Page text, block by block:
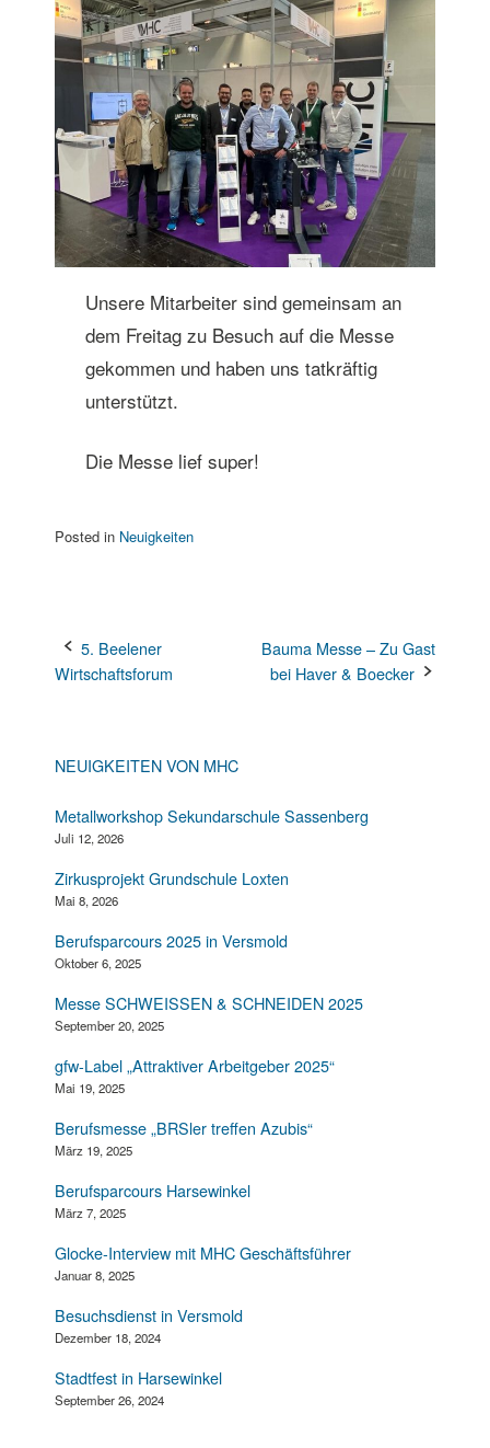
Unsere Mitarbeiter sind gemeinsam an
dem Freitag zu Besuch auf die Messe
gekommen und haben uns tatkräftig
unterstützt.
Die Messe lief super!
Posted in Neuigkeiten
Post
5. Beelener
Wirtschaftsforum
Bauma Messe – Zu Gast
bei Haver & Boecker
NEUIGKEITEN VON MHC
Metallworkshop Sekundarschule Sassenberg
Juli 12, 2026
Zirkusprojekt Grundschule Loxten
Mai 8, 2026
Berufsparcours 2025 in Versmold
Oktober 6, 2025
Messe SCHWEISSEN & SCHNEIDEN 2025
September 20, 2025
gfw-Label „Attraktiver Arbeitgeber 2025“
Mai 19, 2025
Berufsmesse „BRSler treffen Azubis“
März 19, 2025
Berufsparcours Harsewinkel
März 7, 2025
Glocke-Interview mit MHC Geschäftsführer
Januar 8, 2025
Besuchsdienst in Versmold
Dezember 18, 2024
Stadtfest in Harsewinkel
September 26, 2024